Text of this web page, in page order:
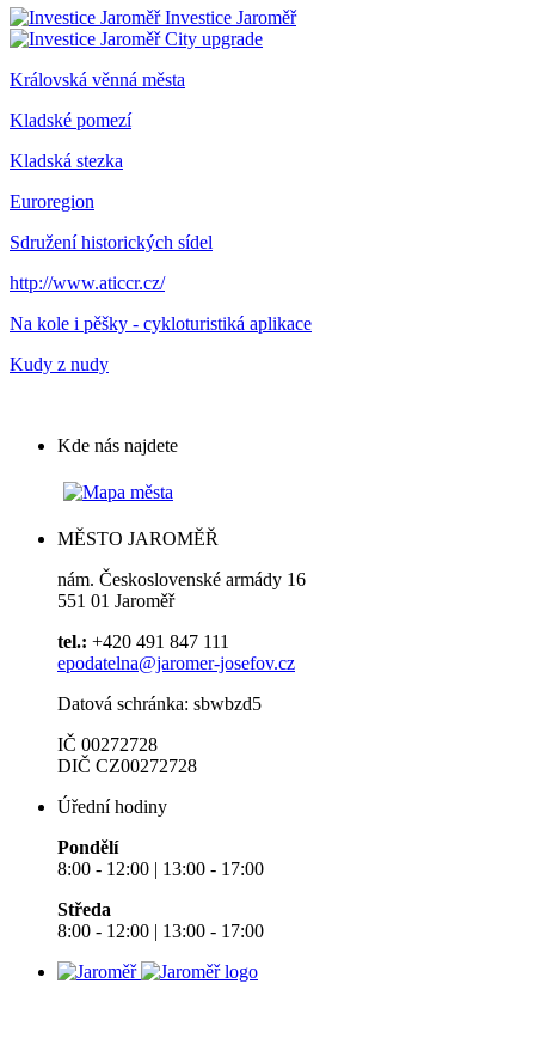
Investice Jaroměř
City upgrade
Královská věnná města
Kladské pomezí
Kladská stezka
Euroregion
Sdružení historických sídel
http://www.aticcr.cz/
Na kole i pěšky - cykloturistiká aplikace
Kudy z nudy
Kde nás najdete
MĚSTO JAROMĚŘ
nám. Československé armády 16
551 01 Jaroměř
tel.: +420 491 847 111
epodatelna@jaromer-josefov.cz
Datová schránka: sbwbzd5
IČ 00272728
DIČ CZ00272728
Úřední hodiny
Pondělí
8:00 - 12:00 | 13:00 - 17:00
Středa
8:00 - 12:00 | 13:00 - 17:00